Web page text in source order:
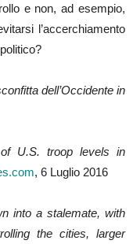
e non, ad esempio,
l’accerchiamento
dell’Occidente in
U.S. troop levels in
, 6 Luglio 2016
into a stalemate, with
the cities, larger